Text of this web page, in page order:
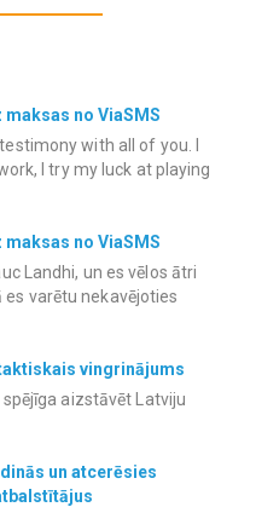
no ViaSMS
with all of you. I
I try my luck at playing
no ViaSMS
Landhi, un es vēlos ātri
varētu nekavējoties
vingrinājums
aizstāvēt Latviju
un atcerēsies